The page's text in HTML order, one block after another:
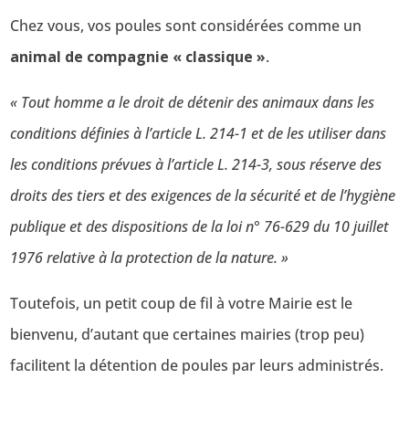
Chez vous, vos poules sont considérées comme un
animal de compagnie « classique ».
« Tout homme a le droit de détenir des animaux dans les
conditions définies à l’article L. 214-1 et de les utiliser dans
les conditions prévues à l’article L. 214-3, sous réserve des
droits des tiers et des exigences de la sécurité et de l’hygiène
publique et des dispositions de la loi n° 76-629 du 10 juillet
1976 relative à la protection de la nature. »
Toutefois, un petit coup de fil à votre Mairie est le
bienvenu, d’autant que certaines mairies (trop peu)
facilitent la détention de poules par leurs administrés.